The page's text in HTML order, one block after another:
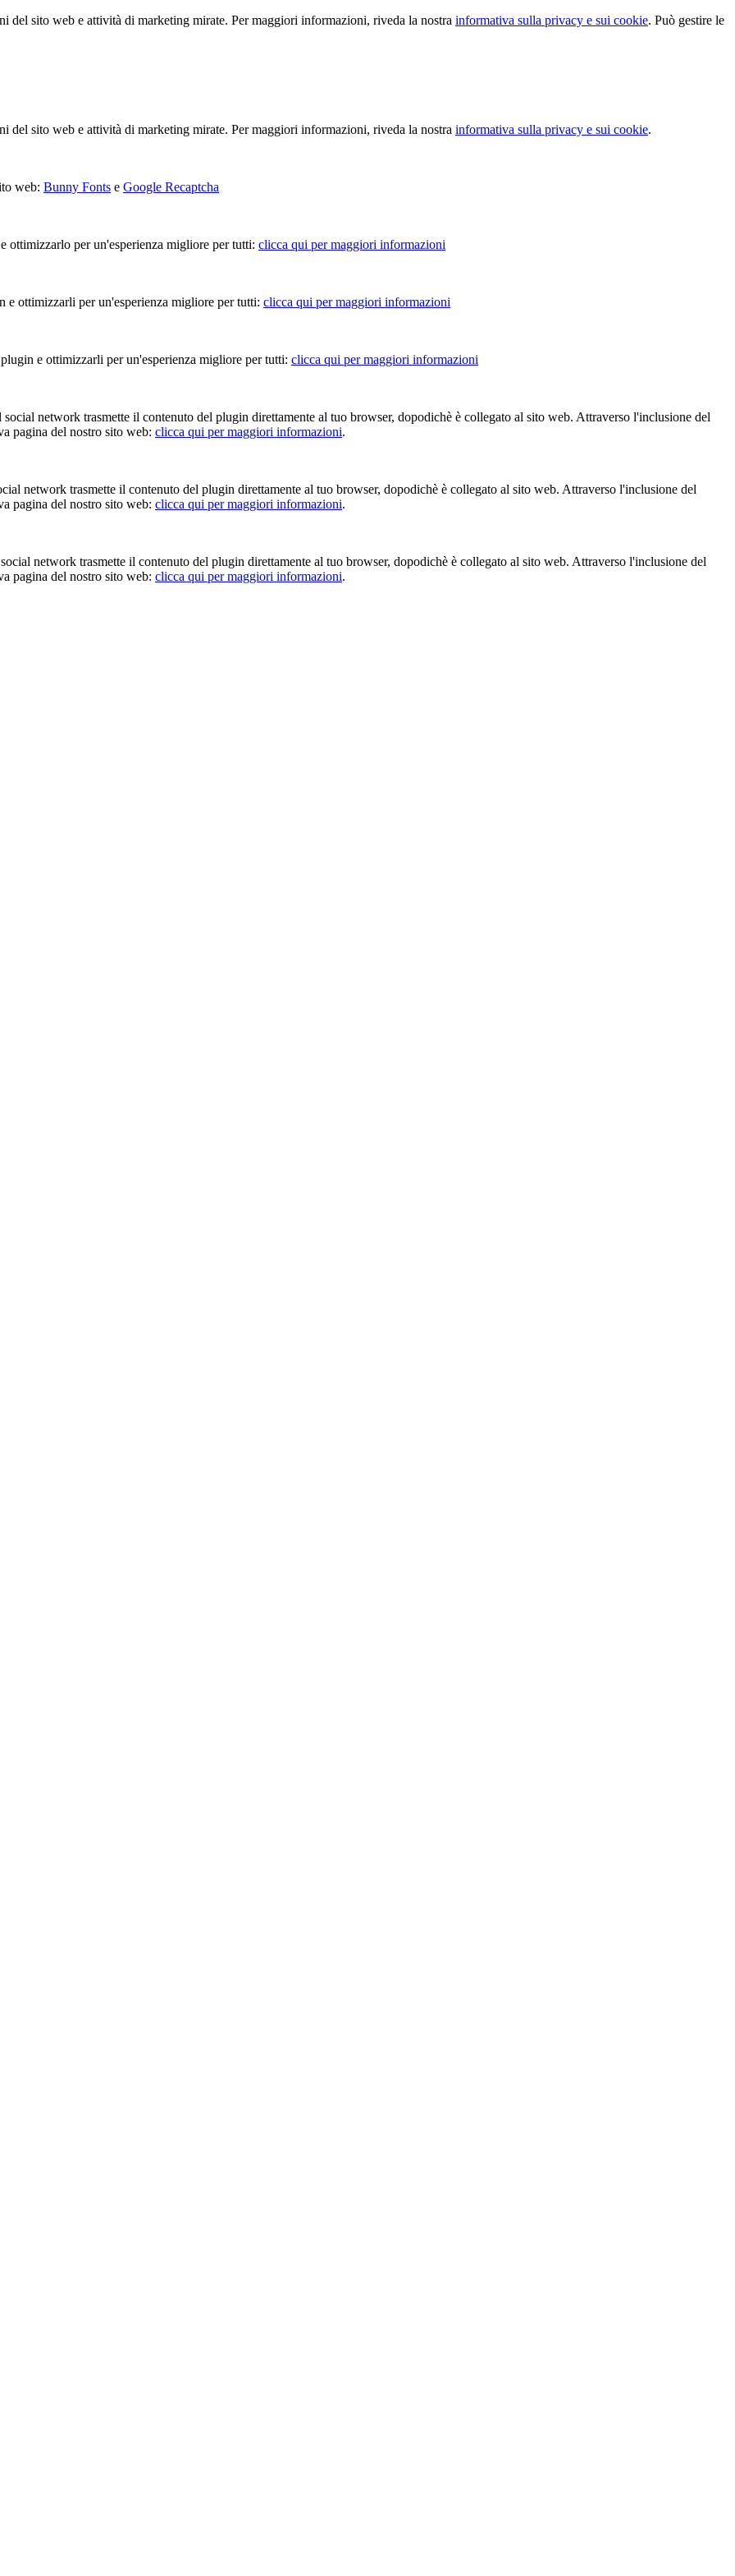
sito web e attività di marketing mirate. Per maggiori informazioni, riveda la nostra informativa sulla privacy e sui cookie. Può gestire le
sito web e attività di marketing mirate. Per maggiori informazioni, riveda la nostra informativa sulla privacy e sui cookie.
web: Bunny Fonts e Google Recaptcha
per un'esperienza migliore per tutti: clicca qui per maggiori informazioni
ottimizzarli per un'esperienza migliore per tutti: clicca qui per maggiori informazioni
e ottimizzarli per un'esperienza migliore per tutti: clicca qui per maggiori informazioni
network trasmette il contenuto del plugin direttamente al tuo browser, dopodichè è collegato al sito web. Attraverso l'inclusione del
pagina del nostro sito web: clicca qui per maggiori informazioni.
network trasmette il contenuto del plugin direttamente al tuo browser, dopodichè è collegato al sito web. Attraverso l'inclusione del
pagina del nostro sito web: clicca qui per maggiori informazioni.
network trasmette il contenuto del plugin direttamente al tuo browser, dopodichè è collegato al sito web. Attraverso l'inclusione del
pagina del nostro sito web: clicca qui per maggiori informazioni.